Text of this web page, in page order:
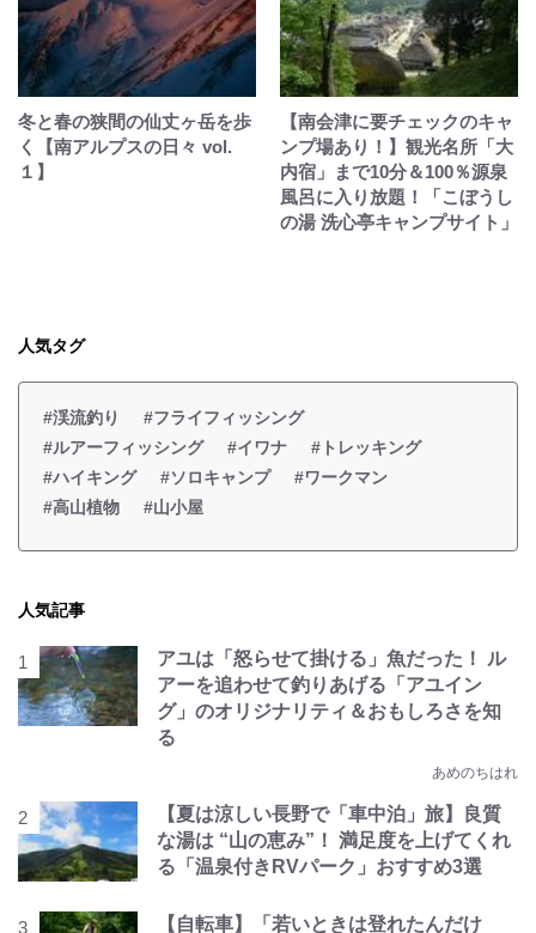
冬と春の狭間の仙丈ヶ岳を歩
く【南アルプスの日々 vol.
１】
【南会津に要チェックのキャ
ンプ場あり！】観光名所「大
内宿」まで10分＆100％源泉
風呂に入り放題！「こぼうし
の湯 洗心亭キャンプサイト」
人気タグ
#渓流釣り
#フライフィッシング
#ルアーフィッシング
#イワナ
#トレッキング
#ハイキング
#ソロキャンプ
#ワークマン
#高山植物
#山小屋
人気記事
アユは「怒らせて掛ける」魚だった！ ル
アーを追わせて釣りあげる「アユイン
グ」のオリジナリティ＆おもしろさを知
る
あめのちはれ
【夏は涼しい長野で「車中泊」旅】良質
な湯は “山の恵み”！ 満足度を上げてくれ
る「温泉付きRVパーク」おすすめ3選
【自転車】「若いときは登れたんだけ